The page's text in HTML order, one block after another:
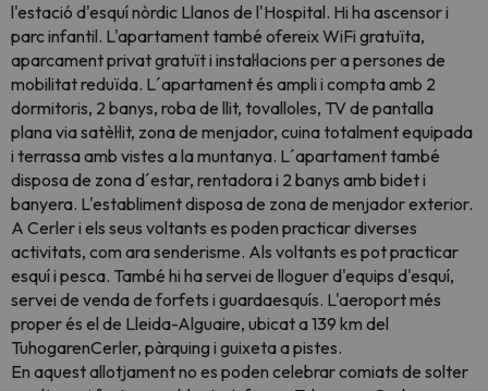
l'estació d'esquí nòrdic Llanos de l'Hospital. Hi ha ascensor i
parc infantil. L'apartament també ofereix WiFi gratuïta,
aparcament privat gratuït i instal·lacions per a persones de
mobilitat reduïda. L´apartament és ampli i compta amb 2
dormitoris, 2 banys, roba de llit, tovalloles, TV de pantalla
plana via satèl·lit, zona de menjador, cuina totalment equipada
i terrassa amb vistes a la muntanya. L´apartament també
disposa de zona d´estar, rentadora i 2 banys amb bidet i
banyera. L'establiment disposa de zona de menjador exterior.
A Cerler i els seus voltants es poden practicar diverses
activitats, com ara senderisme. Als voltants es pot practicar
esquí i pesca. També hi ha servei de lloguer d'equips d'esquí,
servei de venda de forfets i guardaesquís. L'aeroport més
proper és el de Lleida-Alguaire, ubicat a 139 km del
TuhogarenCerler, pàrquing i guixeta a pistes.
En aquest allotjament no es poden celebrar comiats de solter